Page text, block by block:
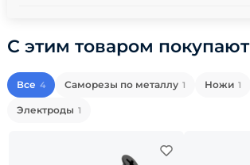
С этим товаром покупают
Все 4 Саморезы по металлу 1 Ножи 1
Электроды 1